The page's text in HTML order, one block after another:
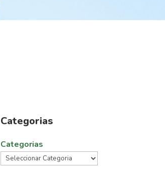
Categorias
Categorias